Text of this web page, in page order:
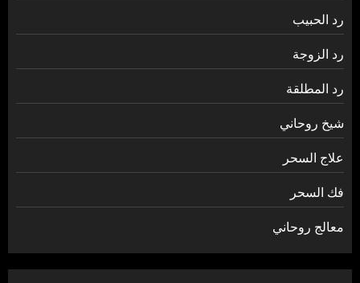
رد الحبيب
رد الزوجة
رد المطلقة
شيخ روحاني
علاج السحر
فك السحر
معالج روحاني